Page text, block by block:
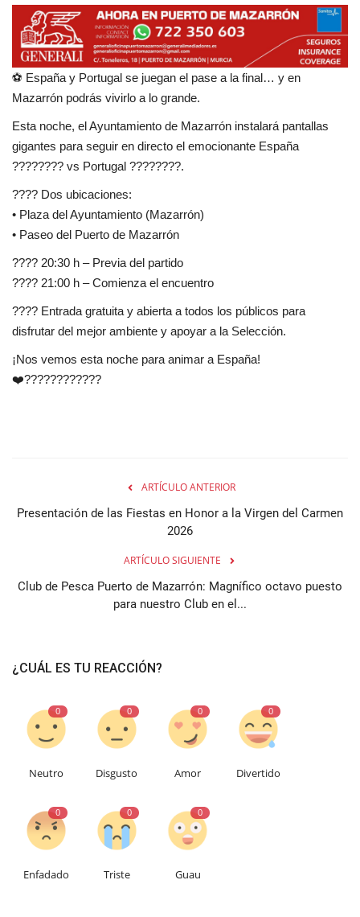
Empresas
⚽ España y Portugal se juegan el pase a la final… y en
Mazarrón podrás vivirlo a lo grande.
Esta noche, el Ayuntamiento de Mazarrón instalará pantallas
gigantes para seguir en directo el emocionante España
???????? vs Portugal ????????.
???? Dos ubicaciones:
• Plaza del Ayuntamiento (Mazarrón)
• Paseo del Puerto de Mazarrón
???? 20:30 h – Previa del partido
???? 21:00 h – Comienza el encuentro
???? Entrada gratuita y abierta a todos los públicos para
disfrutar del mejor ambiente y apoyar a la Selección.
¡Nos vemos esta noche para animar a España!
❤️????????????
ARTÍCULO ANTERIOR
Presentación de las Fiestas en Honor a la Virgen del Carmen
2026
ARTÍCULO SIGUIENTE
Club de Pesca Puerto de Mazarrón: Magnífico octavo puesto
para nuestro Club en el...
¿CUÁL ES TU REACCIÓN?
0
Neutro
0
Disgusto
0
Amor
0
Divertido
0
Enfadado
0
Triste
0
Guau